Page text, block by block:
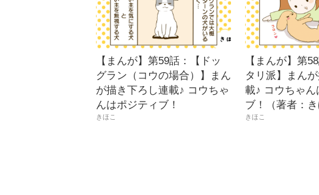
【まんが】第59話：【ドッ
グラン（コウの場合）】まん
が描き下ろし連載♪ コウちゃ
んはポジティブ！
きほこ
【まんが】第
タリ派】まん
載♪ コウちゃん
ブ！（著者：き
きほこ